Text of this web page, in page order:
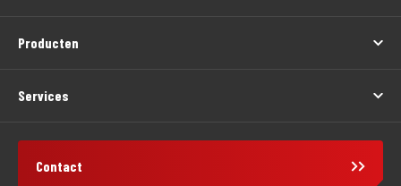
Producten
Services
Contact